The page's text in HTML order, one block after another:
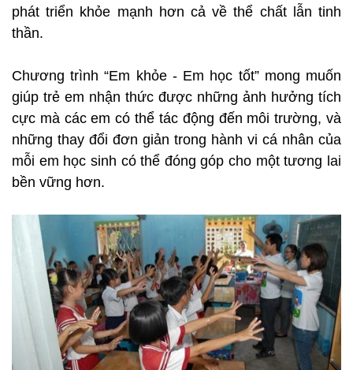
phát triển khỏe mạnh hơn cả về thể chất lẫn tinh
thần.
Chương trình “Em khỏe - Em học tốt” mong muốn
giúp trẻ em nhận thức được những ảnh hưởng tích
cực mà các em có thể tác động đến môi trường, và
những thay đổi đơn giản trong hành vi cá nhân của
mỗi em học sinh có thể đóng góp cho một tương lai
bền vững hơn.